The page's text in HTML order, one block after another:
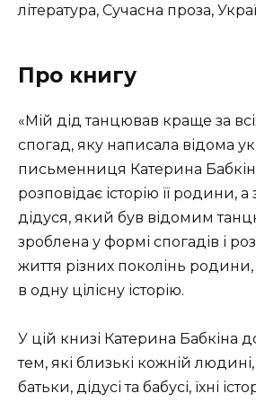
література, Сучасна проза,
Про книгу
«Мій дід танцював краще за
спогад, яку написала відома
письменниця Катерина
розповідає історію її родини, а
дідуся, який був відомим
зроблена у формі спогадів і
життя різних поколінь
в одну цілісну історію.
У цій книзі Катерина Бабкіна
тем, які близькі кожній
батьки, дідусі та бабусі, їхні